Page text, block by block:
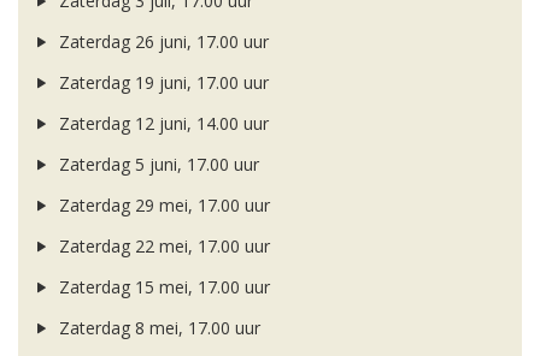
Zaterdag 26 juni, 17.00 uur
Zaterdag 19 juni, 17.00 uur
Zaterdag 12 juni, 14.00 uur
Zaterdag 5 juni, 17.00 uur
Zaterdag 29 mei, 17.00 uur
Zaterdag 22 mei, 17.00 uur
Zaterdag 15 mei, 17.00 uur
Zaterdag 8 mei, 17.00 uur